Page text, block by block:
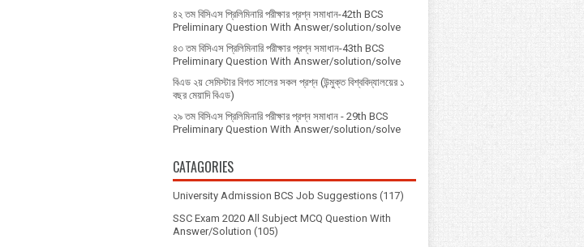
৪২ তম বিসিএস প্রিলিমিনারি পরীক্ষার প্রশ্ন সমাধান-42th BCS
Preliminary Question With Answer/solution/solve
৪৩ তম বিসিএস প্রিলিমিনারি পরীক্ষার প্রশ্ন সমাধান-43th BCS
Preliminary Question With Answer/solution/solve
বিএড ২য় সেমিস্টার বিগত সালের সকল প্রশ্ন (উন্মুক্ত বিশ্ববিদ্যালয়ের ১
বছর মেয়াদি বিএড)
২৯ তম বিসিএস প্রিলিমিনারি পরীক্ষার প্রশ্ন সমাধান - 29th BCS
Preliminary Question With Answer/solution/solve
CATAGORIES
University Admission BCS Job Suggestions (117)
SSC Exam 2020 All Subject MCQ Question With
Answer/Solution (105)